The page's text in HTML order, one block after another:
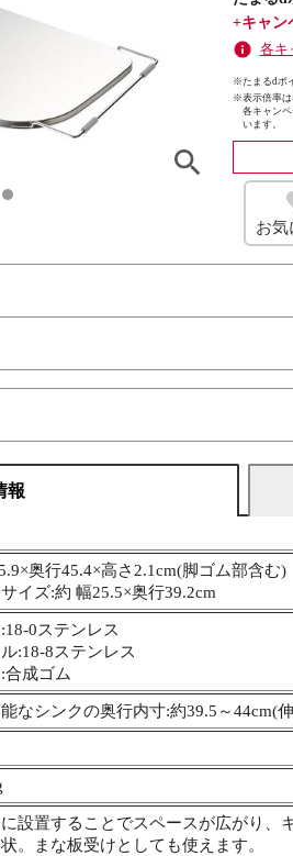
+キャン
各キ
※たまるdポ
※表示倍率
各キャン
います。
お気
報
奥行45.4×高さ2.1cm(脚ゴム部含む)
サイズ:約 幅25.5×奥行39.2cm
:18-0ステンレス
:18-8ステンレス
合成ゴム
なシンクの奥行内寸:約39.5～44cm(
設置することでスペースが広がり、
。まな板受けとしても使えます。